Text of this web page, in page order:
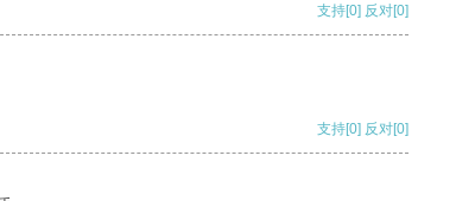
支持[0] 反对[0]
支持[0] 反对[0]